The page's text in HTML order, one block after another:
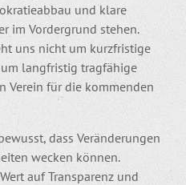
und klare
im Vordergrund stehen.
uns nicht um kurzfristige
langfristig tragfähige
Verein für die kommenden
dass Veränderungen
wecken können.
auf Transparenz und